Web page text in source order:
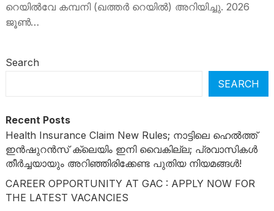
റെയിൽവേ കമ്പനി (ഖത്തർ റെയിൽ) അറിയിച്ചു. 2026
ജൂൺ…
Search
SEARCH
Recent Posts
Health Insurance Claim New Rules; നാട്ടിലെ ഹെൽത്ത്
ഇൻഷുറൻസ് ക്ലെയിം ഇനി വൈകില്ല; പ്രവാസികൾ
തീർച്ചയായും അറിഞ്ഞിരിക്കേണ്ട പുതിയ നിയമങ്ങൾ!
CAREER OPPORTUNITY AT GAC : APPLY NOW FOR
THE LATEST VACANCIES